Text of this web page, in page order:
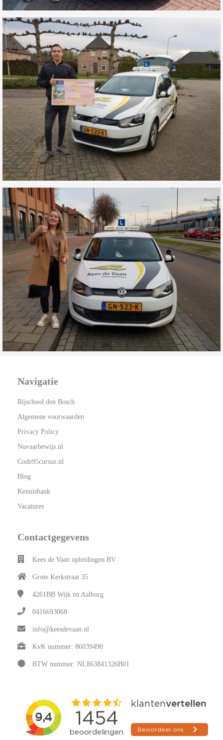
Navigatie
Rijschool den Bosch
Algemene voorwaarden
Privacy Policy
Nuvaarbewijs.nl
Code95cursus.nl
Blog
Kennisbank
Vacatures
Contactgegevens
Kees de Vaan opleidingen BV
Grote Kerkstraat 35
4261BB Wijk en Aalburg
0416693068
info@keesdevaan.nl
KvK nummer: 86039490
BTW nummer: NL863841326B01